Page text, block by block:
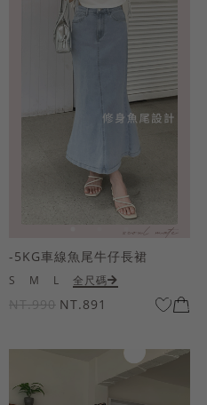
-5KG車線魚尾牛仔長裙
S M L 全尺碼
NT.990 NT.891